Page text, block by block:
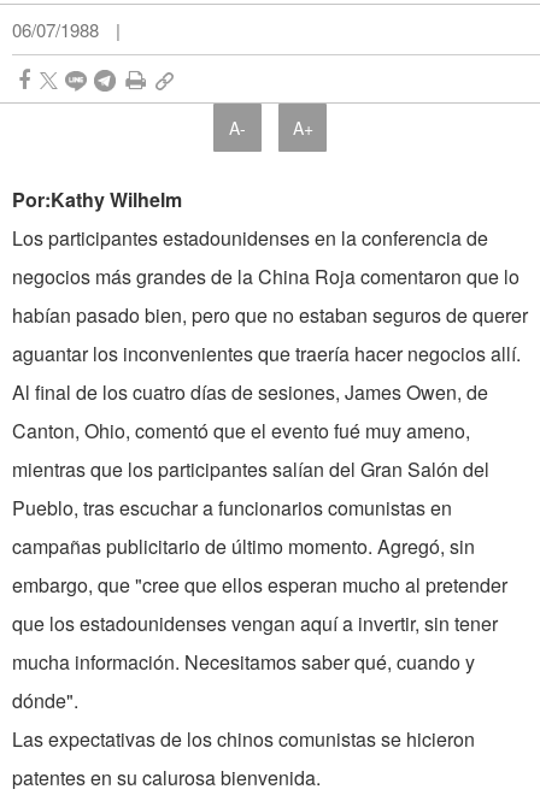
06/07/1988 |
A- A+
Por:Kathy Wilhelm
Los participantes estadounidenses en la conferencia de
negocios más grandes de la China Roja comentaron que lo
habían pasado bien, pero que no estaban seguros de querer
aguantar los inconvenientes que traería hacer negocios allí.
Al final de los cuatro días de sesiones, James Owen, de
Canton, Ohio, comentó que el evento fué muy ameno,
mientras que los participantes salían del Gran Salón del
Pueblo, tras escuchar a funcionarios comunistas en
campañas publicitario de último momento. Agregó, sin
embargo, que "cree que ellos esperan mucho al pretender
que los estadounidenses vengan aquí a invertir, sin tener
mucha información. Necesitamos saber qué, cuando y
dónde".
Las expectativas de los chinos comunistas se hicieron
patentes en su calurosa bienvenida.